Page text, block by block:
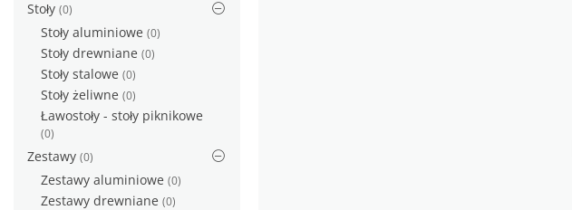
Stoły (0)
Stoły aluminiowe (0)
Stoły drewniane (0)
Stoły stalowe (0)
Stoły żeliwne (0)
Ławostoły - stoły piknikowe
(0)
Zestawy (0)
Zestawy aluminiowe (0)
Zestawy drewniane (0)